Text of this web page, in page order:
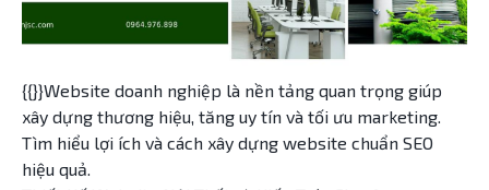
{{}}Website doanh nghiệp là nền tảng quan trọng giúp
xây dựng thương hiệu, tăng uy tín và tối ưu marketing.
Tìm hiểu lợi ích và cách xây dựng website chuẩn SEO
hiệu quả.